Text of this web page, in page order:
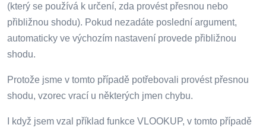
(který se používá k určení, zda provést přesnou nebo
přibližnou shodu). Pokud nezadáte poslední argument,
automaticky ve výchozím nastavení provede přibližnou
shodu.
Protože jsme v tomto případě potřebovali provést přesnou
shodu, vzorec vrací u některých jmen chybu.
I když jsem vzal příklad funkce VLOOKUP, v tomto případě